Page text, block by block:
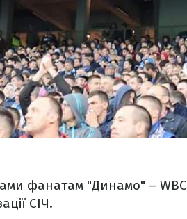
фанатам "Динамо" – WBC
СІЧ.